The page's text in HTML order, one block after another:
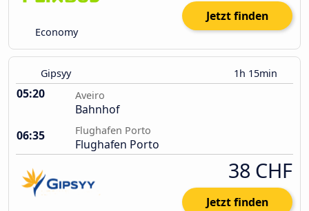
Economy
Jetzt finden
Gipsyy 1h 15min
05:20 Aveiro
Bahnhof
06:35
Flughafen Porto
Flughafen Porto
38 CHF
Jetzt finden